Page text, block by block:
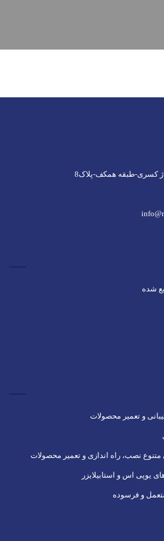
کسری-طبقه همکف-پلاک8
شده
و تعمیر محصولات
نصب، راه اندازی و تعمیر محصولات
یوپی اس و استابیلایزر
و فرسوده